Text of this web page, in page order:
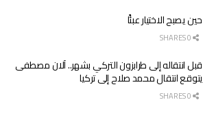
حين يصبح الاختيار عبئًا
قبل انتقاله إلى طرابزون التركي بشهر.. آلان مصطفى
يتوقع انتقال محمد صلاح إلى تركيا